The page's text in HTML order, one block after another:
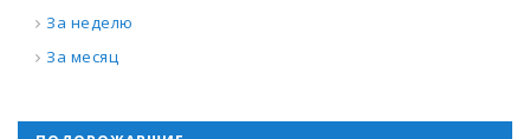
За неделю
За месяц